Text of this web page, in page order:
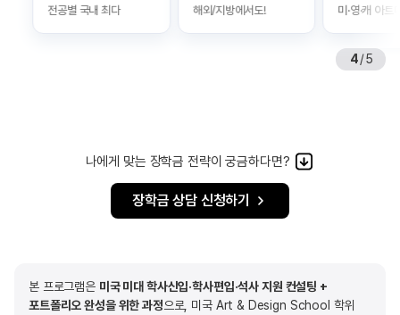
4/5
전공별 국내 최다 해외/지방에서도! 미·영·캐 아트대학
나에게 맞는 장학금 전략이 궁금하다면?
장학금 상담 신청하기
본 프로그램은 미국 미대 학사신입·학사편입·석사 지원 컨설팅 +
포트폴리오 완성을 위한 과정으로, 미국 Art & Design School 학위